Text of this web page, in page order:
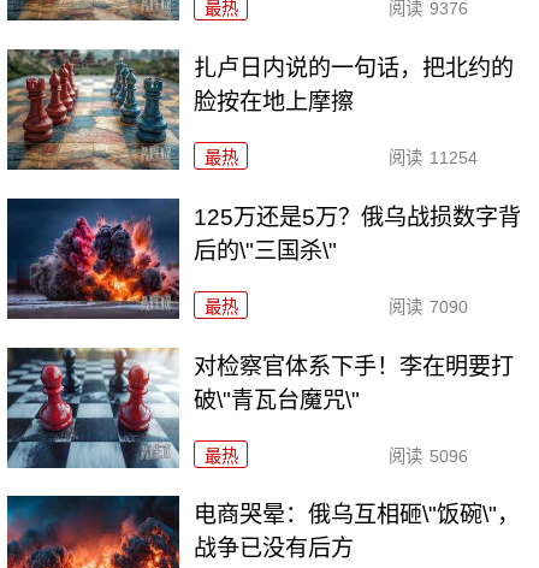
最热 阅读 9376
扎卢日内说的一句话，把北约的
脸按在地上摩擦
最热 阅读 11254
125万还是5万？俄乌战损数字背
后的\"三国杀\"
最热 阅读 7090
对检察官体系下手！李在明要打
破\"青瓦台魔咒\"
最热 阅读 5096
电商哭晕：俄乌互相砸\"饭碗\"，
战争已没有后方